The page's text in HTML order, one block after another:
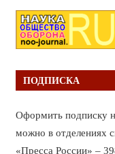
ПОДПИСКА
Оформить подписку
можно в отделениях
«Пресса России» –